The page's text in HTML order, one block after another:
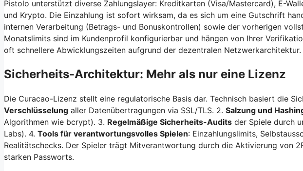
Pistolo unterstützt diverse Zahlungslayer: Kreditkarten (Visa/Mastercard), E-
und Krypto. Die Einzahlung ist sofort wirksam, da es sich um eine Gutschrift
internen Verarbeitung (Betrags- und Bonuskontrollen) sowie der vorherigen
Monatslimits sind im Kundenprofil konfigurierbar und hängen von Ihrer
oft schnellere Abwicklungszeiten aufgrund der dezentralen Netzwerkarchitektur.
Sicherheits-Architektur: Mehr als nur eine Lizenz
Die Curacao-Lizenz stellt eine regulatorische Basis dar. Technisch basiert die
Verschlüsselung aller Datenübertragungen via SSL/TLS. 2. Salzung und
Algorithmen wie bcrypt). 3. Regelmäßige Sicherheits-Audits der Spiele durch
Labs). 4. Tools für verantwortungsvolles Spielen: Einzahlungslimits,
Realitätschecks. Der Spieler trägt Mitverantwortung durch die Aktivierung von
starken Passworts.